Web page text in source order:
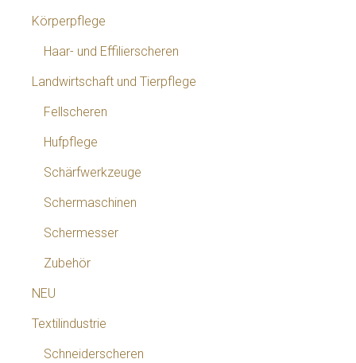
Körperpflege
Haar- und Effilierscheren
Landwirtschaft und Tierpflege
Fellscheren
Hufpflege
Schärfwerkzeuge
Schermaschinen
Schermesser
Zubehör
NEU
Textilindustrie
Schneiderscheren